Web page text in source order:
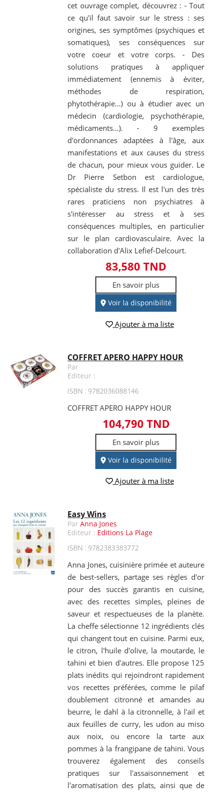
cet ouvrage complet, découvrez : - Tout
ce qu'il faut savoir sur le stress : ses
origines, ses symptômes (psychiques et
somatiques), ses conséquences sur
votre coeur et votre corps. - Des
solutions pratiques à appliquer
immédiatement (ennemis à éviter,
méthodes de respiration,
phytothérapie...) ou à étudier avec un
médecin (cardiologie, psychothérapie,
médicaments...). - 9 exemples
d'ordonnances adaptées à l'âge, aux
manifestations et aux causes du stress
de chacun, pour mieux vous guider. Le
Dr Pierre Setbon est cardiologue,
spécialiste du stress. Il est l'un des très
rares praticiens non psychiatres à
s'intéresser au stress et à ses
conséquences multiples, en particulier
sur le plan cardiovasculaire. Avec la
collaboration d'Alix Lefief-Delcourt.
83,580 TND
En savoir plus
Voir la disponibilité
Ajouter à ma liste
COFFRET APERO HAPPY HOUR
Par
Editeur :
ISBN : 9782036088146
COFFRET APERO HAPPY HOUR
104,790 TND
En savoir plus
Voir la disponibilité
Ajouter à ma liste
Easy Wins
ParAnna Jones
Editeur : Editions La Plage
ISBN : 9782383383772
Anna Jones, cuisinière primée et auteure
de best-sellers, partage ses règles d'or
pour des succès garantis en cuisine,
avec des recettes simples, pleines de
saveur et respectueuses de la planète.
La cheffe sélectionne 12 ingrédients clés
qui changent tout en cuisine. Parmi eux,
le citron, l'huile d'olive, la moutarde, le
tahini et bien d'autres. Elle propose 125
plats inédits qui rejoindront rapidement
vos recettes préférées, comme le pilaf
doublement citronné et amandes au
beurre, le dahl à la citronnelle, à l'ail et
aux feuilles de curry, les udon au miso
aux noix, ou encore la tarte aux
pommes à la frangipane de tahini. Vous
trouverez également des conseils
pratiques sur l'assaisonnement et
l'aromatisation des plats, ainsi que de